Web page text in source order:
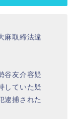
麻取締法違
谷友介容疑
していた疑
逮捕された